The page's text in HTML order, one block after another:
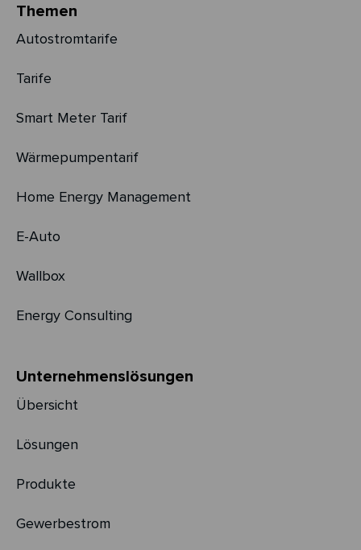
Themen
Autostromtarife
Tarife
Smart Meter Tarif
Wärmepumpentarif
Home Energy Management
E-Auto
Wallbox
Energy Consulting
Unternehmens­­lösungen
Übersicht
Lösungen
Produkte
Gewerbestrom